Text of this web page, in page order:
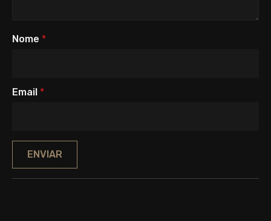
Nome *
Email *